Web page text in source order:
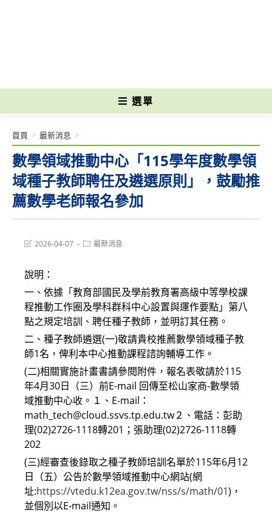
選單
數學領域推動中心「115學年度數學領
域種子教師聘任及遴選原則」，鼓勵推
薦數學老師報名參加
首頁 > 最新消息 >
Post2026-04-07
Post最新消息
說明：
一、依據「教育部國民及學前教育署高級中等學校課
程推動工作圈及學科群科中心設置與運作要點」第八
點之規定培訓、聘任種子教師，並明訂其任務。
二、種子教師遴選(一)敬請貴校推薦數學領域種子教
師1名，俾利本中心推動課程諮詢輔導工作。
(二)相關實施計畫書請參閱附件，報名表敬請於115
年4月30日（三）前E-mail 回傳至松山家商-數學領
域推動中心收。１、E-mail：
math_tech@cloud.ssvs.tp.edu.tw２、電話：彭助
理(02)2726-1118轉201；張助理(02)2726-1118轉
202
(三)經審查後錄取之種子教師培訓名單於115年6月12
日（五）公告於數學領域推動中心網站(網
址:https://vtedu.k12ea.gov.tw/nss/s/math/01)，
並個別以E-mail通知。